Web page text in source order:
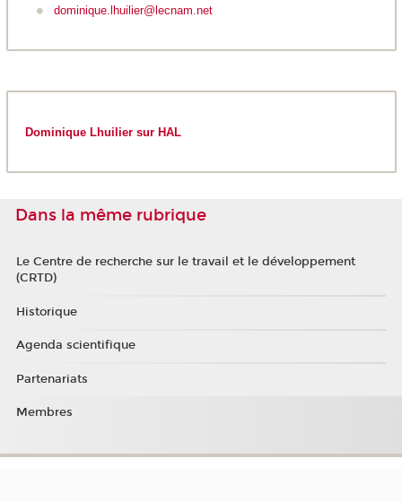
dominique.lhuilier@lecnam.net
Dominique Lhuilier sur HAL
Dans la même rubrique
Le Centre de recherche sur le travail et le développement
(CRTD)
Historique
Agenda scientifique
Partenariats
Membres